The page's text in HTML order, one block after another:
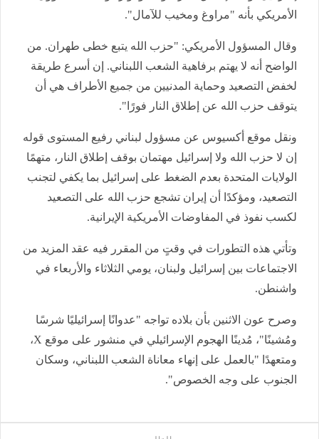
الأمريكي بأنه "مراوغ ومخيب للآمال".
وقال المسؤول الأمريكي: "حزب الله يتبع خطى طهران. من
الواضح أنه لا يهتم برفاهية الشعب اللبناني. إن أسرع طريقة
لخفض التصعيد وحماية المدنيين من جميع الأطراف هي أن
يتوقف حزب الله عن إطلاق النار فورًا".
ونقل موقع أكسيوس عن مسؤول لبناني رفيع المستوى قوله
إن لا حزب الله ولا إسرائيل مهتمان بوقف إطلاق النار، متهمًا
الولايات المتحدة بعدم الضغط على إسرائيل بما يكفي لتجنب
التصعيد، ومؤكدًا أن إيران تشجع حزب الله على التصعيد
لكسب نفوذ في المفاوضات الأمريكية الإيرانية.
وتأتي هذه التطورات في وقتٍ من المقرر فيه عقد المزيد من
الاجتماعات بين إسرائيل ولبنان، يومي الثلاثاء والأربعاء في
واشنطن.
وصرح عون الاثنين بأن بلاده تواجه "عدوانًا إسرائيليًا شرسًا
ومُشينًا"، مُدينًا الهجوم الإسرائيلي في منشور على موقع X،
ومتعهدًا "بالعمل على إنهاء معاناة الشعب اللبناني، وسكان
الجنوب على وجه الخصوص".